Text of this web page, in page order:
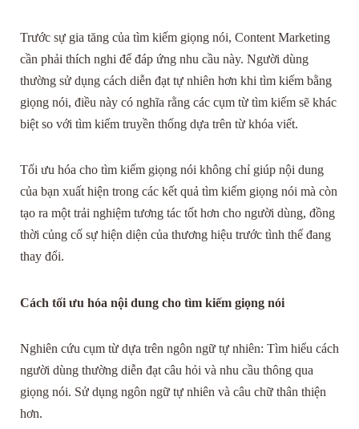
Trước sự gia tăng của tìm kiếm giọng nói, Content Marketing
cần phải thích nghi để đáp ứng nhu cầu này. Người dùng
thường sử dụng cách diễn đạt tự nhiên hơn khi tìm kiếm bằng
giọng nói, điều này có nghĩa rằng các cụm từ tìm kiếm sẽ khác
biệt so với tìm kiếm truyền thống dựa trên từ khóa viết.
Tối ưu hóa cho tìm kiếm giọng nói không chỉ giúp nội dung
của bạn xuất hiện trong các kết quả tìm kiếm giọng nói mà còn
tạo ra một trải nghiệm tương tác tốt hơn cho người dùng, đồng
thời củng cố sự hiện diện của thương hiệu trước tình thế đang
thay đổi.
Cách tối ưu hóa nội dung cho tìm kiếm giọng nói
Nghiên cứu cụm từ dựa trên ngôn ngữ tự nhiên: Tìm hiểu cách
người dùng thường diễn đạt câu hỏi và nhu cầu thông qua
giọng nói. Sử dụng ngôn ngữ tự nhiên và câu chữ thân thiện
hơn.